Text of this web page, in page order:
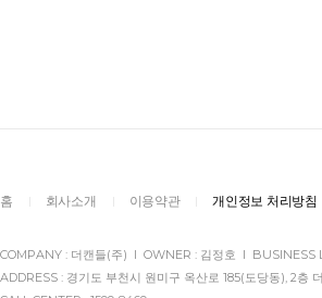
홈 회사소개 이용약관 개인정보 처리방침
COMPANY : 더캔들(주) l OWNER : 김정호 l BUSINESS
ADDRESS : 경기도 부천시 원미구 옥산로 185(도당동), 2층